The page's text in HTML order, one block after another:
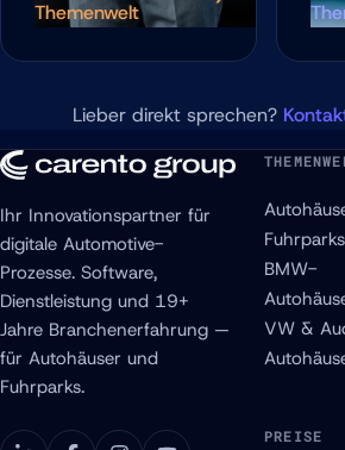
Themenwelt
Lieber direkt sprechen?
Ihr Innovationspartner für
digitale Automotive-
Prozesse. Software,
Dienstleistung und 19+
Jahre Branchenerfahrung —
für Autohäuser und
Fuhrparks.
Fuhrparks
BMW-
VW &
PREISE